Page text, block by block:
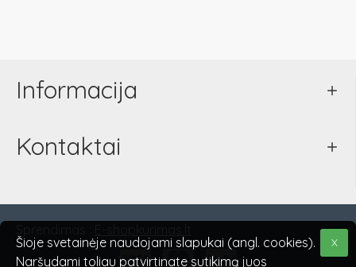
Informacija
Kontaktai
X
Šioje svetainėje naudojami slapukai (angl. cookies).
Naršydami toliau patvirtinate sutikimą juos